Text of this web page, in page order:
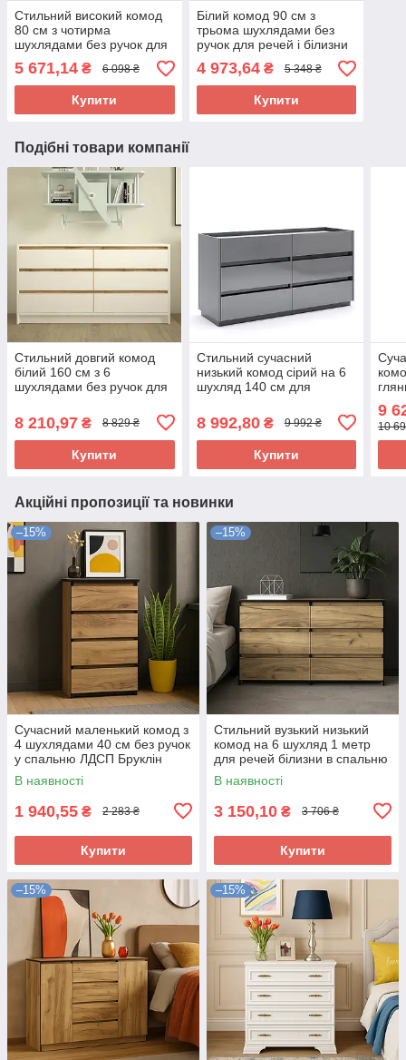
Стильний високий комод
80 см з чотирма
шухлядами без ручок для
речей і білизни модерн у
спальню ДСП Арт-2 Ліон
5 671,14 ₴ 6 098 ₴
Купити
Білий комод 90 см з
трьома шухлядами без
ручок для речей і білизни
спальню ЛДСП Арт-1 Ліон
4 973,64₴ 5 348 ₴
Купити
Подібні товари компанії
Стильний довгий комод
білий 160 см з 6
шухлядами без ручок для
спальню ЛДСП Бергамо
Ліон
8 210,97 ₴ 8 829 ₴
Купити
Стильний сучасний
низький комод сірий на 6
шухляд 140 см для
спальню кімнату Тео
Миро-Марк
8 992,80₴ 9 992 ₴
Купити
9
10
Акційні пропозиції та новинки
–15%
Сучасний маленький комод з
4 шухлядами 40 см без ручок
у спальню ЛДСП Бруклін
Мебель Сервіс дуб крафт
золотий
В наявності
1 940,55 ₴ 2 283 ₴
Купити
–15%
Стильний вузький низький
комод на 6 шухляд 1 метр
для речей білизни в спальню
кімнату ЛДСП Бруклін
Мебель Сервіс
В наявності
3 150,10 ₴ 3 706 ₴
Купити
–15% –15%